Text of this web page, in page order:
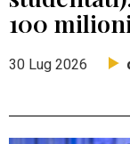
100
30 Lug 2026